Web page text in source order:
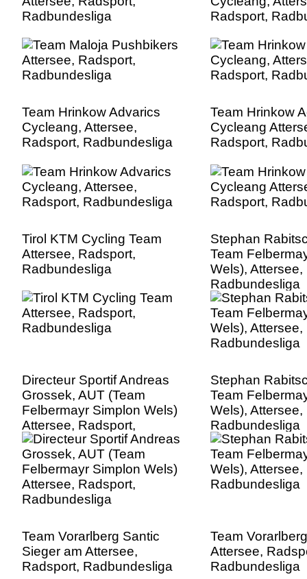
Radbundesliga
Radsport,
Team Hrinkow Advarics
Cycleang, Attersee,
Radsport, Radbundesliga
Team Hrinkow
Cycleang
Radsport,
Tirol KTM Cycling Team
Attersee, Radsport,
Radbundesliga
Stephan
Team
Wels),
Radbundesliga
Directeur Sportif Andreas
Grossek, AUT (Team
Felbermayr Simplon Wels)
Attersee, Radsport,
Radbundesliga
Stephan
Team
Wels),
Radbundesliga
Team Vorarlberg Santic
Sieger am Attersee,
Radsport, Radbundesliga
Team
Attersee,
Radbundesliga